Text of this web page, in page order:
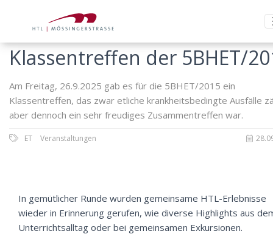
Klassentreffen der 5BHET/
Am Freitag, 26.9.2025 gab es für die 5BHET/2015 ein
Klassentreffen, das zwar etliche krankheitsbedingte Ausfälle
aber dennoch ein sehr freudiges Zusammentreffen war.
ET Veranstaltungen
In gemütlicher Runde wurden gemeinsame HTL-Erlebnisse
wieder in Erinnerung gerufen, wie diverse Highlights aus
Unterrichtsalltag oder bei gemeinsamen Exkursionen.